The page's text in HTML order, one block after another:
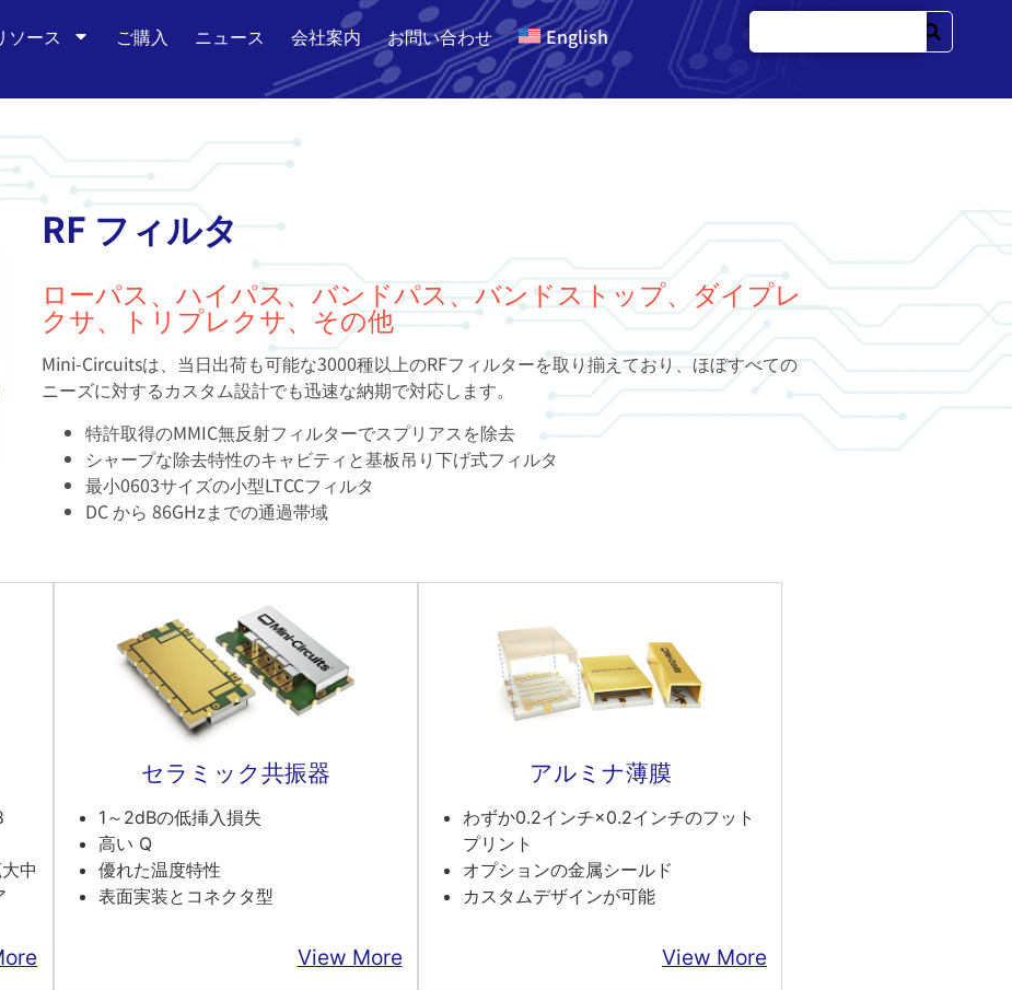
ソース ご購入 ニュース 会社案内 お問い合わせ English
RF フィルタ
ローパス、ハイパス、バンドパス、バンドストップ、ダイプレ
クサ、トリプレクサ、その他
Mini-Circuitsは、当日出荷も可能な3000種以上のRFフィルターを取り揃えており、ほぼすべての
ニーズに対するカスタム設計でも迅速な納期で対応します。
特許取得のMMIC無反射フィルターでスプリアスを除去
シャープな除去特性のキャビティと基板吊り下げ式フィルタ
最小0603サイズの小型LTCCフィルタ
DC から 86GHzまでの通過帯域
中
セラミック共振器
1～2dBの低挿入損失
高い Q
優れた温度特性
表面実装とコネクタ型
View More
アルミナ薄膜
わずか0.2インチ×0.2インチのフット
プリント
オプションの金属シールド
カスタムデザインが可能
View More